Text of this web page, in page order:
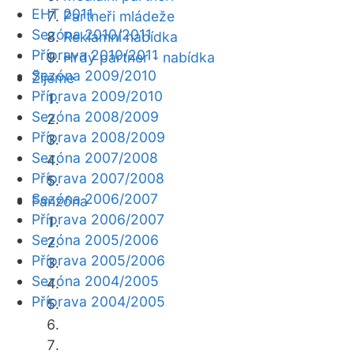
Partneři mládeže
Reklamní nabídka
Hrdý partner - nabídka
Žijeme
Fanzóna
EHT 2011
Sezóna 2010/2011
Příprava 2010/2011
Sezóna 2009/2010
Příprava 2009/2010
Sezóna 2008/2009
Příprava 2008/2009
Sezóna 2007/2008
Příprava 2007/2008
Sezóna 2006/2007
Příprava 2006/2007
Sezóna 2005/2006
Příprava 2005/2006
Sezóna 2004/2005
Příprava 2004/2005